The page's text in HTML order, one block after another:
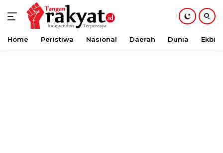
Langsung
Home Peristiwa Nasional Daerah Dunia Ekbis